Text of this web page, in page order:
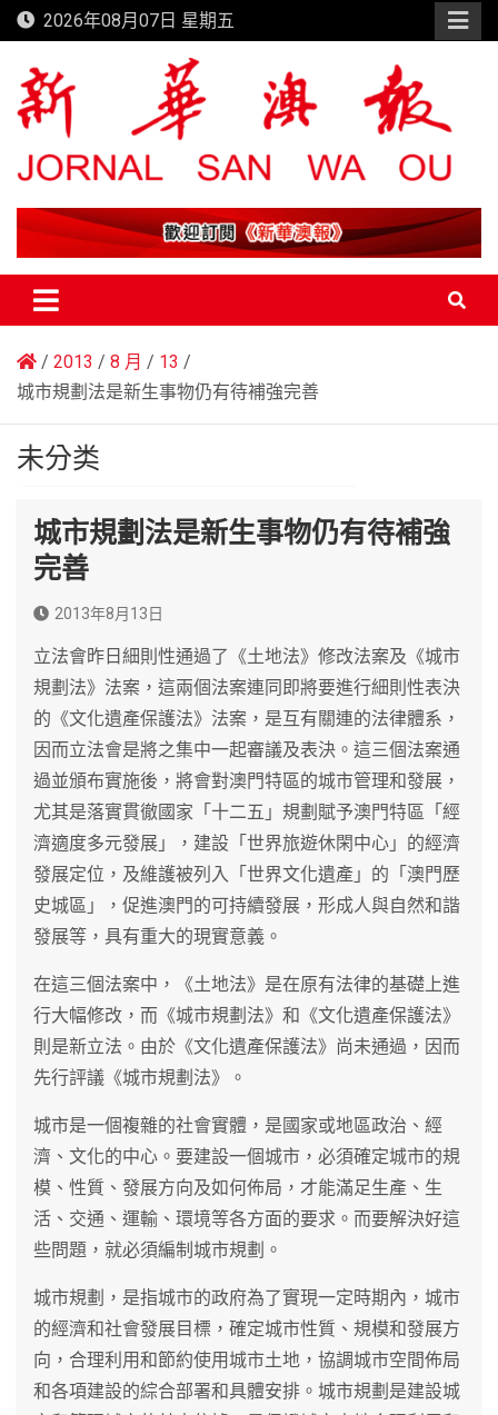
Skip
to
content
2026年08月07日 星期五
新華澳報
2013 8 月
13
城市規劃法是新生事物仍有待補強完善
未分类
城市規劃法是新生事物仍有待補強
完善
2013年8月13日
立法會昨日細則性通過了《土地法》修改法案及《城市
規劃法》法案，這兩個法案連同即將要進行細則性表決
的《文化遺產保護法》法案，是互有關連的法律體系，
因而立法會是將之集中一起審議及表決。這三個法案通
過並頒布實施後，將會對澳門特區的城市管理和發展，
尤其是落實貫徹國家「十二五」規劃賦予澳門特區「經
濟適度多元發展」，建設「世界旅遊休閑中心」的經濟
發展定位，及維護被列入「世界文化遺產」的「澳門歷
史城區」，促進澳門的可持續發展，形成人與自然和諧
發展等，具有重大的現實意義。
在這三個法案中，《土地法》是在原有法律的基礎上進
行大幅修改，而《城市規劃法》和《文化遺產保護法》
則是新立法。由於《文化遺產保護法》尚未通過，因而
先行評議《城市規劃法》。
城市是一個複雜的社會實體，是國家或地區政治、經
濟、文化的中心。要建設一個城市，必須確定城市的規
模、性質、發展方向及如何佈局，才能滿足生產、生
活、交通、運輸、環境等各方面的要求。而要解決好這
些問題，就必須編制城市規劃。
城市規劃，是指城市的政府為了實現一定時期內，城市
的經濟和社會發展目標，確定城市性質、規模和發展方
向，合理利用和節約使用城市土地，協調城市空間佈局
和各項建設的綜合部署和具體安排。城市規劃是建設城